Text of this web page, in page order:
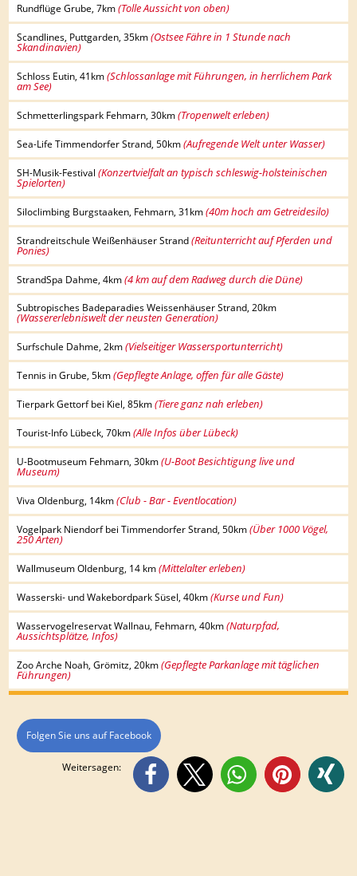
Rundflüge Grube, 7km(Tolle Aussicht von oben)
Scandlines, Puttgarden, 35km(Ostsee Fähre in 1 Stunde nach
Skandinavien)
Schloss Eutin, 41km(Schlossanlage mit Führungen, in herrlichem Park
am See)
Schmetterlingspark Fehmarn, 30km(Tropenwelt erleben)
Sea-Life Timmendorfer Strand, 50km(Aufregende Welt unter Wasser)
SH-Musik-Festival(Konzertvielfalt an typisch schleswig-holsteinischen
Spielorten)
Siloclimbing Burgstaaken, Fehmarn, 31km(40m hoch am Getreidesilo)
Strandreitschule Weißenhäuser Strand(Reitunterricht auf Pferden und
Ponies)
StrandSpa Dahme, 4km(4 km auf dem Radweg durch die Düne)
Subtropisches Badeparadies Weissenhäuser Strand, 20km
(Wassererlebniswelt der neusten Generation)
Surfschule Dahme, 2km(Vielseitiger Wassersportunterricht)
Tennis in Grube, 5km(Gepflegte Anlage, offen für alle Gäste)
Tierpark Gettorf bei Kiel, 85km(Tiere ganz nah erleben)
Tourist-Info Lübeck, 70km(Alle Infos über Lübeck)
U-Bootmuseum Fehmarn, 30km(U-Boot Besichtigung live und
Museum)
Viva Oldenburg, 14km(Club - Bar - Eventlocation)
Vogelpark Niendorf bei Timmendorfer Strand, 50km(Über 1000 Vögel,
250 Arten)
Wallmuseum Oldenburg, 14 km(Mittelalter erleben)
Wasserski- und Wakebordpark Süsel, 40km(Kurse und Fun)
Wasservogelreservat Wallnau, Fehmarn, 40km(Naturpfad,
Aussichtsplätze, Infos)
Zoo Arche Noah, Grömitz, 20km(Gepflegte Parkanlage mit täglichen
Führungen)
Folgen Sie uns auf Facebook
Weitersagen: